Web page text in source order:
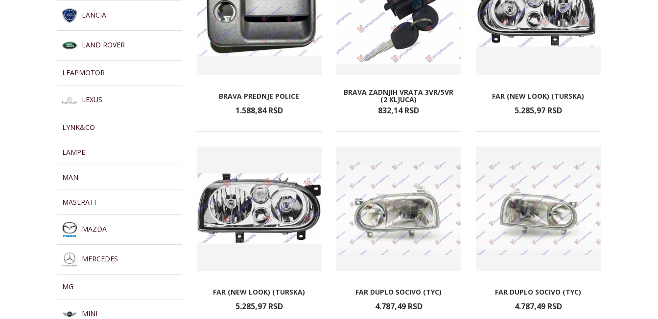
LANCIA
LAND ROVER
LEAPMOTOR
LEXUS
LYNK&CO
LAMPE
MAN
MASERATI
MAZDA
MERCEDES
MG
MINI
BRAVA PREDNJE POLICE
1.588,84 RSD
BRAVA ZADNJIH VRATA 3VR/5VR
(2 KLJUCA)
832,14 RSD
FAR (NEW LOOK) (TURSKA)
5.285,97 RSD
FAR (NEW LOOK) (TURSKA)
5.285,97 RSD
FAR DUPLO SOCIVO (TYC)
4.787,49 RSD
FAR DUPLO SOCIVO (TYC)
4.787,49 RSD